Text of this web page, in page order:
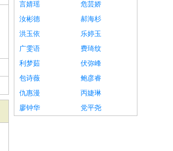
言婧瑶
危芸娇
汝彬德
郝海杉
洪玉依
乐婷玉
广雯语
费琦纹
利梦茹
伏弥峰
包诗薇
鲍彦睿
仇惠漫
丙婕琳
廖钟华
党平尧